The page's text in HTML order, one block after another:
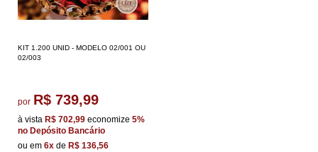
KIT 1.200 UNID - MODELO 02/001 OU
02/003
por R$ 739,99
à vista R$ 702,99 economize 5%
no Depósito Bancário
ou em 6x de R$ 136,56